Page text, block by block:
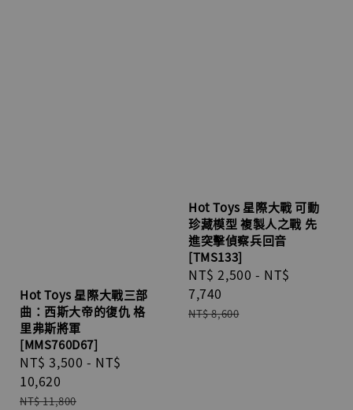
Hot Toys 星際大戰三部
曲：西斯大帝的復仇 格
里弗斯將軍
[MMS760D67]
Sale
price
NT$ 3,500 - NT$
10,620
Regular
NT$ 11,800
Hot Toys 星際大戰 可動
珍藏模型 複製人之戰 先
進突擊偵察兵回音
[TMS133]
Sale
price
NT$ 2,500 - NT$
7,740
Regular
NT$ 8,600